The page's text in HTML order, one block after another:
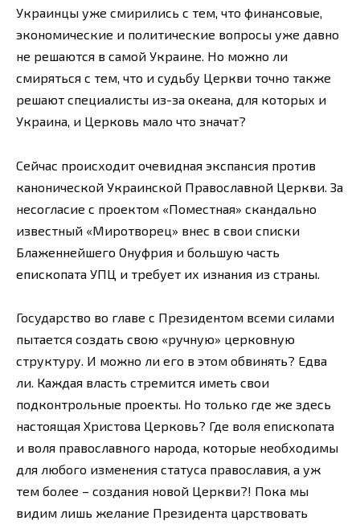
Украинцы уже смирились с тем, что финансовые,
экономические и политические вопросы уже давно
не решаются в самой Украине. Но можно ли
смиряться с тем, что и судьбу Церкви точно также
решают специалисты из-за океана, для которых и
Украина, и Церковь мало что значат?
Сейчас происходит очевидная экспансия против
канонической Украинской Православной Церкви. За
несогласие с проектом «Поместная» скандально
известный «Миротворец» внес в свои списки
Блаженнейшего Онуфрия и большую часть
епископата УПЦ и требует их изнания из страны.
Государство во главе с Президентом всеми силами
пытается создать свою «ручную» церковную
структуру. И можно ли его в этом обвинять? Едва
ли. Каждая власть стремится иметь свои
подконтрольные проекты. Но только где же здесь
настоящая Христова Церковь? Где воля епископата
и воля православного народа, которые необходимы
для любого изменения статуса православия, а уж
тем более – создания новой Церкви?! Пока мы
видим лишь желание Президента царствовать